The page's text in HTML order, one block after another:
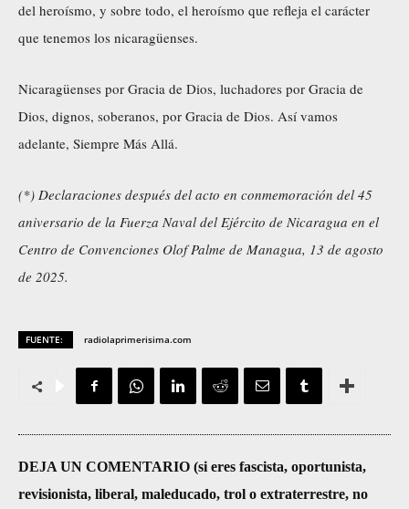
del heroísmo, y sobre todo, el heroísmo que refleja el carácter
que tenemos los nicaragüenses.
Nicaragüenses por Gracia de Dios, luchadores por Gracia de
Dios, dignos, soberanos, por Gracia de Dios. Así vamos
adelante, Siempre Más Allá.
(*) Declaraciones después del acto en conmemoración del 45
aniversario de la Fuerza Naval del Ejército de Nicaragua en el
Centro de Convenciones Olof Palme de Managua, 13 de agosto
de 2025.
FUENTE: radiolaprimerisima.com
DEJA UN COMENTARIO (si eres fascista, oportunista,
revisionista, liberal, maleducado, trol o extraterrestre, no